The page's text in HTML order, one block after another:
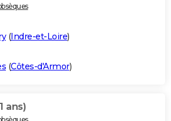
(Indre-et-Loire)
(Côtes-d'Armor)
ans)